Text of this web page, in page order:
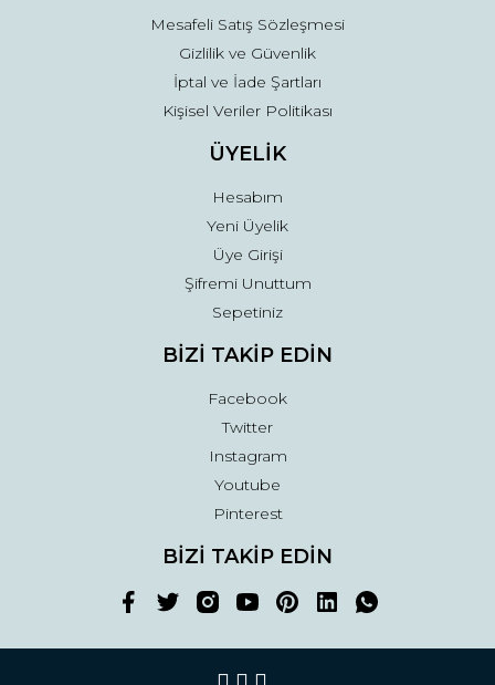
Mesafeli Satış Sözleşmesi
Gizlilik ve Güvenlik
İptal ve İade Şartları
Kişisel Veriler Politikası
ÜYELİK
Hesabım
Yeni Üyelik
Üye Girişi
Şifremi Unuttum
Sepetiniz
BİZİ TAKİP EDİN
Facebook
Twitter
Instagram
Youtube
Pinterest
BİZİ TAKİP EDİN